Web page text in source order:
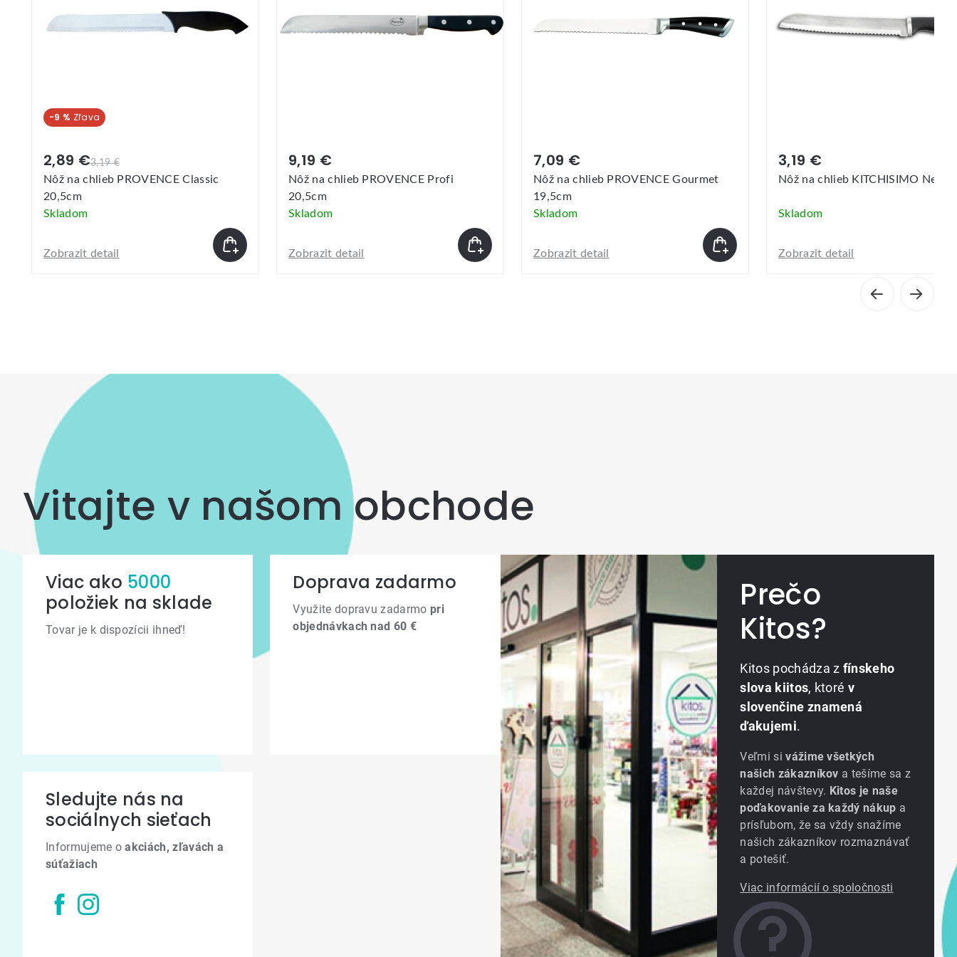
-9 %
3,19 €
2,89 €
Nôž na chlieb PROVENCE Classic
20,5cm
Skladom
Zobrazit detail
9,19 €
Nôž na chlieb PROVENCE Profi
20,5cm
Skladom
Zobrazit detail
7,09 €
Nôž na chlieb PROVENCE Gourmet
19,5cm
Skladom
Zobrazit detail
3,19 €
Nôž na chlieb KITCHISIMO Nero
Skladom
Zobrazit detail
Vitajte v našom obchode
Viac ako 5000
položiek na sklade
Tovar je k dispozícii ihneď!
Doprava zadarmo
Využite dopravu zadarmo pri
objednávkach nad 60 €
Sledujte nás na
sociálnych sieťach
Informujeme oakciách, zľavách a
súťažiach
Prečo
Kitos?
Kitos pochádza z fínskeho
slova kiitos, ktoré v
slovenčine znamená
ďakujemi.
Veľmi sivážime všetkých
našich zákazníkov a tešíme sa z
každej návštevy. Kitos je naše
poďakovanie za každý nákup a
prísľubom, že sa vždy snažíme
našich zákazníkov rozmaznávať
a potešiť.
Viac informácií o spoločnosti